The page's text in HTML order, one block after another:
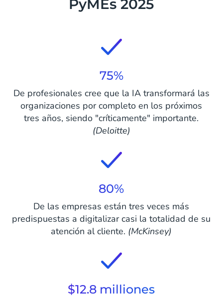
PyMEs 2025
75%
De profesionales cree que la IA transformará las
organizaciones por completo en los próximos
tres años, siendo "críticamente" importante.
(Deloitte)
80%
De las empresas están tres veces más
predispuestas a digitalizar casi la totalidad de su
atención al cliente. (McKinsey)
$12.8 milliones